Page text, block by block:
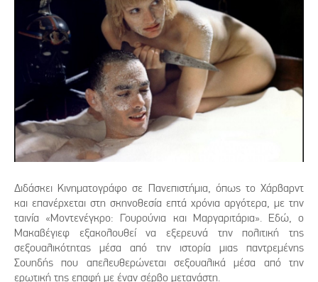
Διδάσκει Κινηματογράφο σε Πανεπιστήμια, όπως το Χάρβαρντ
και επανέρχεται στη σκηνοθεσία επτά χρόνια αργότερα, με την
ταινία «Μοντενέγκρο: Γουρούνια και Μαργαριτάρια». Εδώ, ο
Μακαβέγιεφ εξακολουθεί να εξερευνά την πολιτική της
σεξουαλικότητας μέσα από την ιστορία μιας παντρεμένης
Σουηδής που απελευθερώνεται σεξουαλικά μέσα από την
ερωτική της επαφή με έναν σέρβο μετανάστη.